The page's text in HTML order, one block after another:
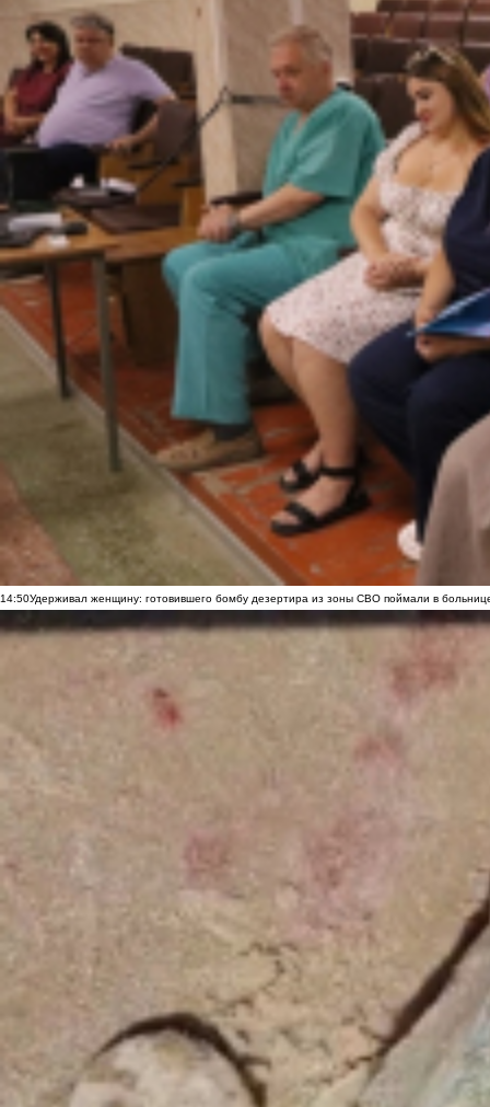
14:50Удерживал женщину: готовившего бомбу дезертира из зоны СВО поймали в